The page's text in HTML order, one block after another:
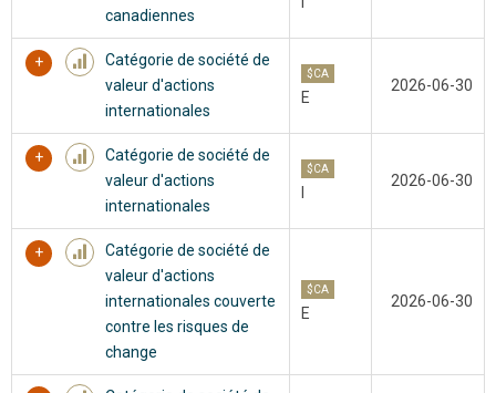
canadiennes
Catégorie de société de
valeur d'actions
internationales
$CA
E
2026-06-30
Catégorie de société de
valeur d'actions
internationales
$CA
2026-06-30
Catégorie de société de
valeur d'actions
internationales couverte
contre les risques de
change
$CA
E
2026-06-30